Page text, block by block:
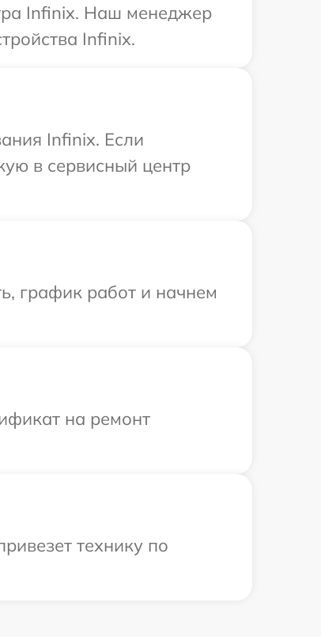
Infinix. Наш менеджер
Infinix.
Infinix. Если
в сервисный центр
график работ и начнем
на ремонт
технику по